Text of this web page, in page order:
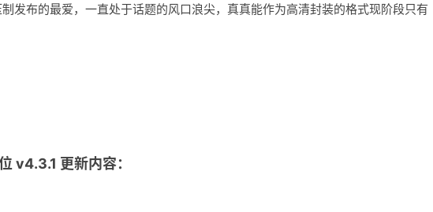
发布的最爱，一直处于话题的风口浪尖，真真能作为高清封装的格式现阶段只有
v4.3.1 更新内容：